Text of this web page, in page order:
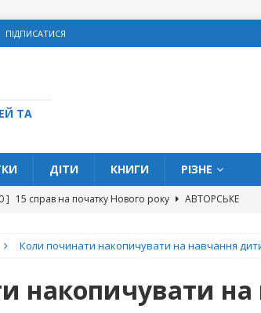
ПІДПИСАТИСЯ
ТА
ДІТИ КНИГИ РІЗНЕ
] 15 справ на початку Нового року
АВТОРСЬКЕ
] “Солодке життя” та кишенькові гроші
ДІТИ
5 грошових помилок, яких слід уникати жінкам
Коли починати накопичувати на навчання
накопичувати